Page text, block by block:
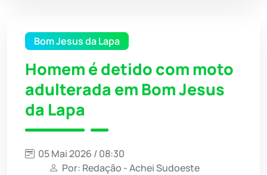
Bom Jesus da Lapa
Homem é detido com moto
adulterada em Bom Jesus
da Lapa
05 Mai 2026 / 08:30
Por: Redação - Achei Sudoeste